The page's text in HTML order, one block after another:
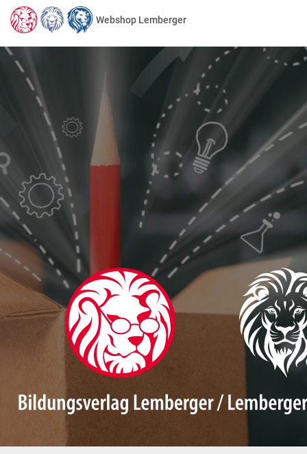
Webshop Lemberger